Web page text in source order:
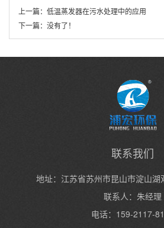
上一篇： 低温蒸发器在污水处理中的应用
下一篇： 没有了！
联系我们
地址：江苏省苏州市昆山市淀山
联系人：朱经理
电话：159-2117-